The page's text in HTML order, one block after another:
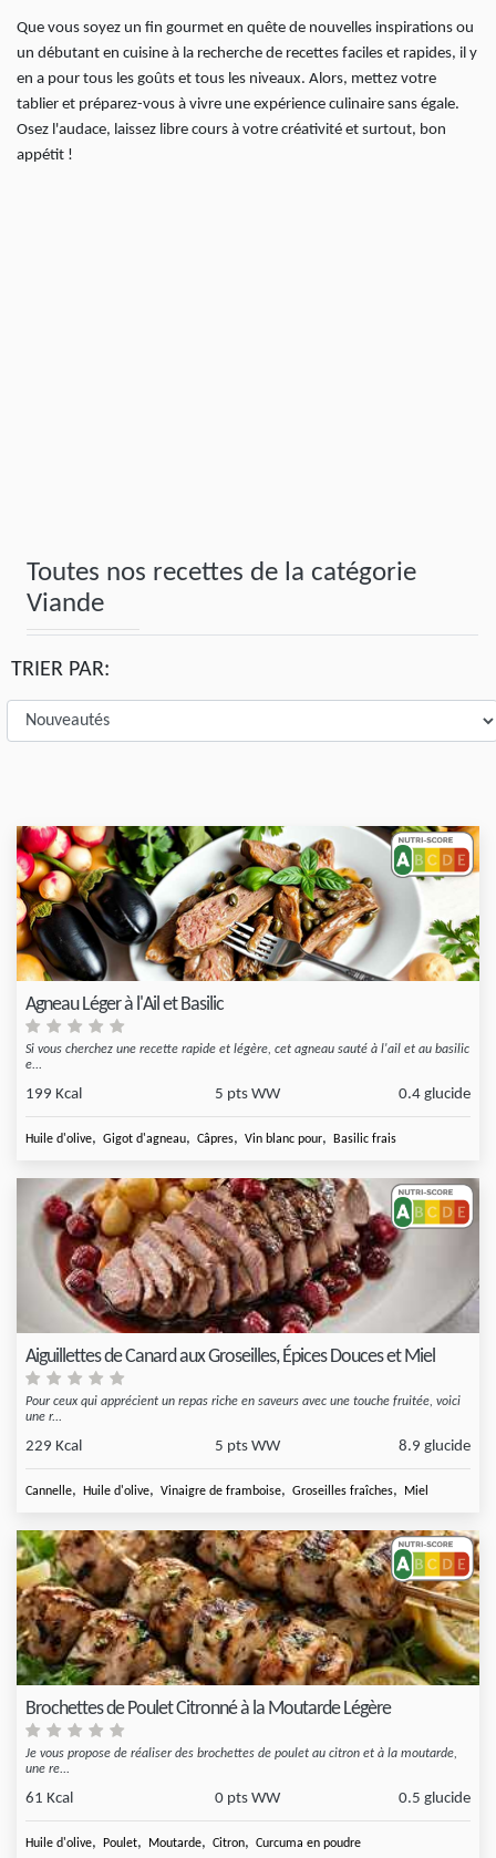
Que vous soyez un fin gourmet en quête de nouvelles inspirations ou
un débutant en cuisine à la recherche de recettes faciles et rapides, il y
en a pour tous les goûts et tous les niveaux. Alors, mettez votre
tablier et préparez-vous à vivre une expérience culinaire sans égale.
Osez l'audace, laissez libre cours à votre créativité et surtout, bon
appétit !
Toutes nos recettes de la catégorie
Viande
TRIER PAR:
Agneau Léger à l'Ail et Basilic
Si vous cherchez une recette rapide et légère, cet agneau sauté à l'ail et au basilic
e...
199 Kcal 5 pts WW 0.4 glucide
Huile d'olive, Gigot d'agneau, Câpres, Vin blanc pour, Basilic frais
Aiguillettes de Canard aux Groseilles, Épices Douces et Miel
Pour ceux qui apprécient un repas riche en saveurs avec une touche fruitée, voici
une r...
229 Kcal 5 pts WW 8.9 glucide
Cannelle, Huile d'olive, Vinaigre de framboise, Groseilles fraîches, Miel
Brochettes de Poulet Citronné à la Moutarde Légère
Je vous propose de réaliser des brochettes de poulet au citron et à la moutarde,
une re...
61 Kcal 0 pts WW 0.5 glucide
Huile d'olive, Poulet, Moutarde, Citron, Curcuma en poudre